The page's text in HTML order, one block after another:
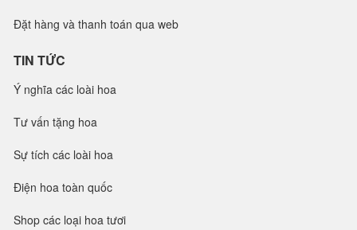
Đặt hàng và thanh toán qua web
TIN TỨC
Ý nghĩa các loài hoa
Tư vấn tặng hoa
Sự tích các loài hoa
Điện hoa toàn quốc
Shop các loại hoa tươi